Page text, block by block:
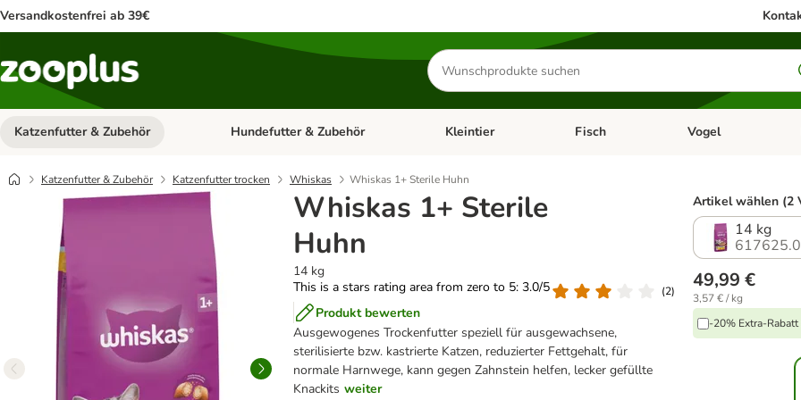
Versandkostenfrei ab 39€
Produkte
suchen
Katzenfutter & Zubehör Kategorie-Menü öffnen: Katzenfutter & Zubehör
Hundefutter & Zubehör Kategorie-Menü öffnen: Hundefutter & Zubehör
Kleintier Kategorie-Menü öffnen: Kleintier
Fisch Kategorie-Menü
Vogel
Katzenfutter & Zubehör Katzenfutter trocken Whiskas Whiskas 1+ Sterile Huhn
Whiskas 1+ Sterile
Huhn
14 kg
This is a stars rating area from zero to 5: 3.0/5
(2)
Produkt bewerten
Ausgewogenes Trockenfutter speziell für ausgewachsene,
sterilisierte bzw. kastrierte Katzen, reduzierter Fettgehalt, für
normale Harnwege, kann gegen Zahnstein helfen, lecker gefüllte
Knackits weiter
Artikel wählen (2
14 kg
617625.0
49,99 €
3,57 € / kg
-20% Extra-Rabatt